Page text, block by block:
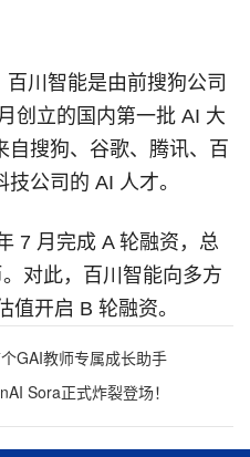
川智能是由前搜狗公司
创立的国内第一批 AI 大
搜狗、谷歌、腾讯、百
公司的 AI 人才。
7 月完成 A 轮融资，总
对此，百川智能向多方
值开启 B 轮融资。
GAI教师专属成长助手
Sora正式炸裂登场！